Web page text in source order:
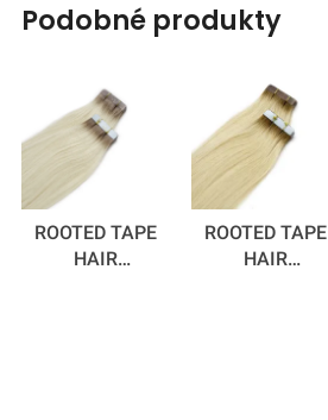
podobné produkty
ROOTED TAPE
HAIR
ROOTED TAPE
HAIR